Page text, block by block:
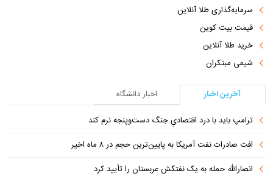
سرمایه‌گذاری طلا آنلاین
قیمت بیت کوین
خرید طلا آنلاین
شیمی مبتکران
آخرین اخبار
اخبار دانشگاه
ترامپ باید با درد اقتصادیِ جنگ دست‌و‌پنجه نرم کند
افت صادرات نفت آمریکا به پایین‌ترین حجم در ۸ ماه اخیر
انصارالله حمله به یک نفتکش عربستان را تأیید کرد